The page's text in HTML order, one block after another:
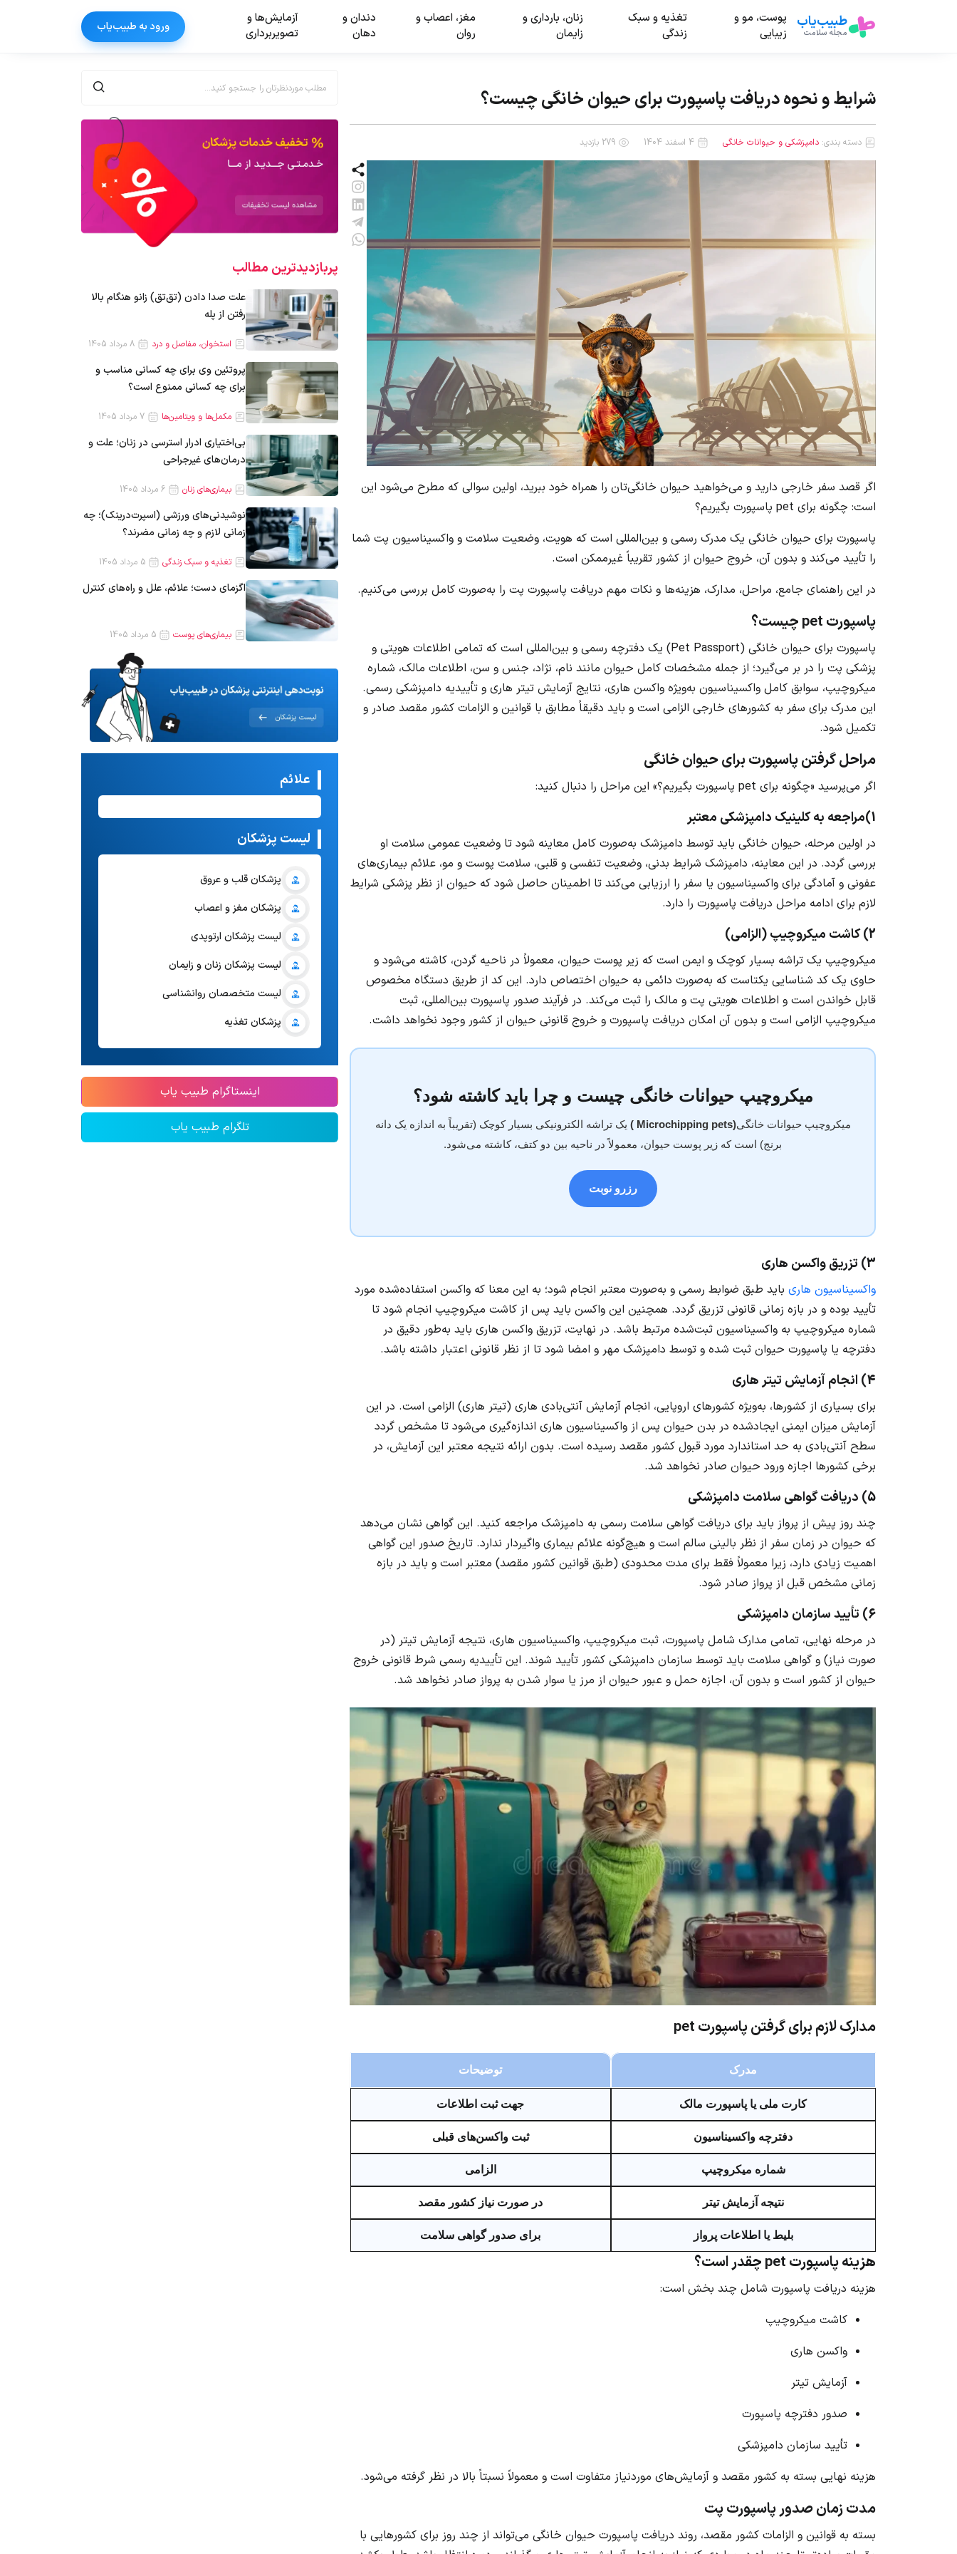
طبیب‌یاب
مجله سلامت
پوست، مو و
زیبایی
تغذیه و سبک
زندگی
زنان، بارداری و
زایمان
مغز، اعصاب و
روان
دندان و
دهان
آزمایش‌ها و
تصویربرداری
ورود به طبیب‌یاب
شرایط و نحوه دریافت پاسپورت برای حیوان خانگی چیست؟
دسته بندی: دامپزشکی و حیوانات خانگی
اگر قصد سفر خارجی دارید و می‌خواهید حیوان خانگی‌تان را همراه خود ببرید، اولین سوالی که مطرح می‌شود این
است: چگونه برای pet پاسپورت بگیریم؟
پاسپورت برای حیوان خانگی یک مدرک رسمی و بین‌المللی است که هویت، وضعیت سلامت و واکسیناسیون پت شما
را تأیید می‌کند و بدون آن، خروج حیوان از کشور تقریباً غیرممکن است.
در این راهنمای جامع، مراحل، مدارک، هزینه‌ها و نکات مهم دریافت پاسپورت پت را به‌صورت کامل بررسی می‌کنیم.
پاسپورت pet چیست؟
پاسپورت برای حیوان خانگی (Pet Passport) یک دفترچه رسمی و بین‌المللی است که تمامی اطلاعات هویتی و
پزشکی پت را در بر می‌گیرد؛ از جمله مشخصات کامل حیوان مانند نام، نژاد، جنس و سن، اطلاعات مالک، شماره
میکروچیپ، سوابق کامل واکسیناسیون به‌ویژه واکسن هاری، نتایج آزمایش تیتر هاری و تأییدیه دامپزشکی رسمی.
این مدرک برای سفر به کشورهای خارجی الزامی است و باید دقیقاً مطابق با قوانین و الزامات کشور مقصد صادر و
تکمیل شود.
مراحل گرفتن پاسپورت برای حیوان خانگی
اگر می‌پرسید «چگونه برای pet پاسپورت بگیریم؟» این مراحل را دنبال کنید:
1)مراجعه به کلینیک دامپزشکی معتبر
در اولین مرحله، حیوان خانگی باید توسط دامپزشک به‌صورت کامل معاینه شود تا وضعیت عمومی سلامت او
بررسی گردد. در این معاینه، دامپزشک شرایط بدنی، وضعیت تنفسی و قلبی، سلامت پوست و مو، علائم بیماری‌های
عفونی و آمادگی برای واکسیناسیون یا سفر را ارزیابی می‌کند تا اطمینان حاصل شود که حیوان از نظر پزشکی شرایط
لازم برای ادامه مراحل دریافت پاسپورت را دارد.
2) کاشت میکروچیپ (الزامی)
میکروچیپ یک تراشه بسیار کوچک و ایمن است که زیر پوست حیوان، معمولاً در ناحیه گردن، کاشته می‌شود و
حاوی یک کد شناسایی یکتاست که به‌صورت دائمی به حیوان اختصاص دارد. این کد از طریق دستگاه مخصوص
قابل خواندن است و اطلاعات هویتی پت و مالک را ثبت می‌کند. در فرآیند صدور پاسپورت بین‌المللی، ثبت
میکروچیپ الزامی است و بدون آن امکان دریافت پاسپورت و خروج قانونی حیوان از کشور وجود نخواهد داشت.
میکروچیپ حیوانات خانگی چیست و چرا باید کاشته شود؟
میکروچیپ حیوانات خانگی(Microchipping pets )
یک تراشه الکترونیکی بسیار کوچک (تقریباً به اندازه یک دانه
برنج) است که زیر پوست حیوان، معمولاً در ناحیه بین دو کتف، کاشته می‌شود.
رزرو نوبت
3) تزریق واکسن هاری
واکسیناسیون هاری باید طبق ضوابط رسمی و به‌صورت معتبر انجام شود؛ به این معنا که واکسن استفاده‌شده مورد
تأیید بوده و در بازه زمانی قانونی تزریق گردد. همچنین این واکسن باید پس از کاشت میکروچیپ انجام شود تا
شماره میکروچیپ به واکسیناسیون ثبت‌شده مرتبط باشد. در نهایت، تزریق واکسن هاری باید به‌طور دقیق در
دفترچه یا پاسپورت حیوان ثبت شده و توسط دامپزشک مهر و امضا شود تا از نظر قانونی اعتبار داشته باشد.
4) انجام آزمایش تیتر هاری
برای بسیاری از کشورها، به‌ویژه کشورهای اروپایی، انجام آزمایش آنتی‌بادی هاری (تیتر هاری) الزامی است. در این
آزمایش میزان ایمنی ایجادشده در بدن حیوان پس از واکسیناسیون هاری اندازه‌گیری می‌شود تا مشخص گردد
سطح آنتی‌بادی به حد استاندارد مورد قبول کشور مقصد رسیده است. بدون ارائه نتیجه معتبر این آزمایش، در
برخی کشورها اجازه ورود حیوان صادر نخواهد شد.
5) دریافت گواهی سلامت دامپزشکی
چند روز پیش از پرواز باید برای دریافت گواهی سلامت رسمی به دامپزشک مراجعه کنید. این گواهی نشان می‌دهد
که حیوان در زمان سفر از نظر بالینی سالم است و هیچ‌گونه علائم بیماری واگیردار ندارد. تاریخ صدور این گواهی
اهمیت زیادی دارد، زیرا معمولاً فقط برای مدت محدودی (طبق قوانین کشور مقصد) معتبر است و باید در بازه
زمانی مشخص قبل از پرواز صادر شود.
6) تأیید سازمان دامپزشکی
در مرحله نهایی، تمامی مدارک شامل پاسپورت، ثبت میکروچیپ، واکسیناسیون هاری، نتیجه آزمایش تیتر (در
صورت نیاز) و گواهی سلامت باید توسط سازمان دامپزشکی کشور تأیید شوند. این تأییدیه رسمی شرط قانونی خروج
حیوان از کشور است و بدون آن، اجازه حمل و عبور حیوان از مرز یا سوار شدن به پرواز صادر نخواهد شد.
مدارک لازم برای گرفتن پاسپورت pet
مدرک توضیحات
کارت ملی یا پاسپورت مالک جهت ثبت اطلاعات
دفترچه واکسیناسیون ثبت واکسن‌های قبلی
شماره میکروچیپ الزامی
نتیجه آزمایش تیتر در صورت نیاز کشور مقصد
بلیط یا اطلاعات پرواز برای صدور گواهی سلامت
هزینه پاسپورت pet چقدر است؟
هزینه دریافت پاسپورت شامل چند بخش است:
کاشت میکروچیپ
واکسن هاری
آزمایش تیتر
صدور دفترچه پاسپورت
تأیید سازمان دامپزشکی
هزینه نهایی بسته به کشور مقصد و آزمایش‌های موردنیاز متفاوت است و معمولاً نسبتاً بالا در نظر گرفته می‌شود.
مدت زمان صدور پاسپورت پت
بسته به قوانین و الزامات کشور مقصد، روند دریافت پاسپورت حیوان خانگی می‌تواند از چند روز برای کشورهایی با
پربازدیدترین‌ مطالب
علت صدا دادن (تق‌تق) زانو هنگام بالا
رفتن از پله
استخوان، مفاصل و درد
پروتئین وی برای چه کسانی مناسب و
برای چه کسانی ممنوع است؟
مکمل‌ها و ویتامین‌ها
بی‌اختیاری ادرار استرسی در زنان؛ علت و
درمان‌های غیرجراحی
بیماری‌های زنان
نوشیدنی‌های ورزشی (اسپرت‌درینک)؛ چه
زمانی لازم و چه زمانی مضرند؟
تغذیه و سبک زندگی
اگزمای دست؛ علائم، علل و راه‌های کنترل
بیماری‌های پوست
علائم
لیست پزشکان
پزشکان قلب و عروق
پزشکان مغز و اعصاب
لیست پزشکان ارتوپدی
لیست پزشکان زنان و زایمان
لیست متخصصان روانشناسی
پزشکان تغذیه
اینستاگرام طبیب یاب
تلگرام طبیب یاب